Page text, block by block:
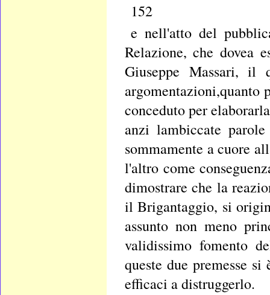
152
e nell'atto del
Relazione, che dovea
Giuseppe Massari,
argomentazioni,quanto
conceduto per
anzi lambiccate
sommamente a cuore
l'altro come
dimostrare che la
il Brigantaggio, si
assunto non meno
validissimo fomento
queste due premesse
efficaci a distruggerlo.